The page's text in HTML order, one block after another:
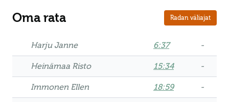
Oma rata Radan väliajat
Harju Janne 6:37 -
Heinämaa Risto 15:34 -
Immonen Ellen 18:59 -